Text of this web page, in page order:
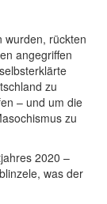
wurden, rückten
angegriffen
zu
– und um die
zu
2020 –
was der